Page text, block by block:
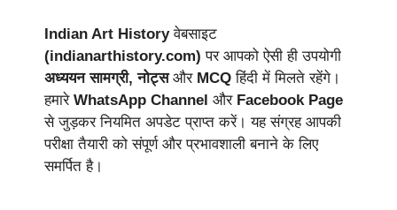
Indian Art Historyवेबसाइट
(indianarthistory.com) पर आपको ऐसी ही उपयोगी
अध्ययन सामग्री, नोट्सऔर MCQहिंदी में मिलते रहेंगे।
हमारे WhatsApp Channel और Facebook Page
से जुड़कर नियमित अपडेट प्राप्त करें। यह संग्रह आपकी
परीक्षा तैयारी को संपूर्ण और प्रभावशाली बनाने के लिए
समर्पित है।